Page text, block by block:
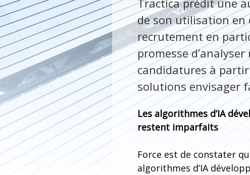
Tractica prédit une
de son utilisation en
recrutement en
promesse
candidatures à partir
solutions envisager
Les algorithmes d’IA
restent imparfaits
Force est de constater
algorithmes d’IA